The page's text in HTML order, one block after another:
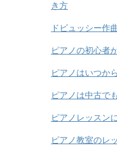
き方
ドビュッシー作
ピアノの初心者
ピアノはいつか
ピアノは中古で
ピアノレッスン
ピアノ教室のレ